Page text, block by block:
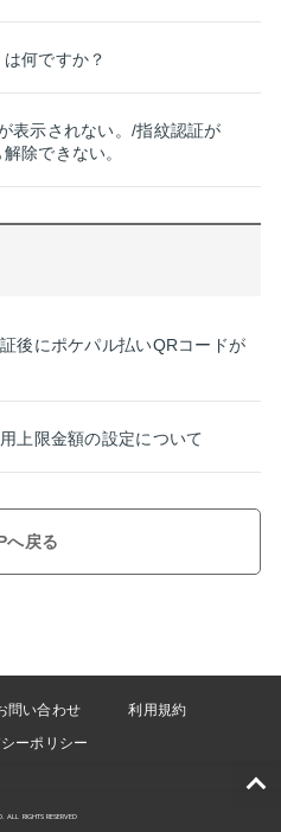
何ですか？
表示されない。/指紋認証が
除できない。
後にポケパル払いQRコードが
上限金額の設定について
へ戻る
問い合わせ
利用規約
ーポリシー
ALL RIGHTS RESERVED